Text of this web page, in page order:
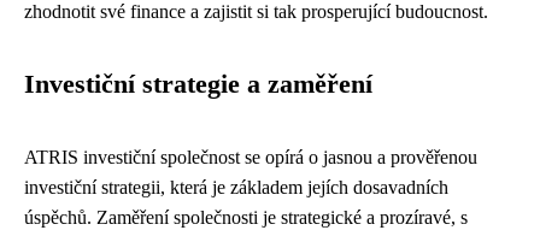
zhodnotit své finance a zajistit si tak prosperující budoucnost.
Investiční strategie a zaměření
ATRIS investiční společnost se opírá o jasnou a prověřenou
investiční strategii, která je základem jejích dosavadních
úspěchů. Zaměření společnosti je strategické a prozíravé, s